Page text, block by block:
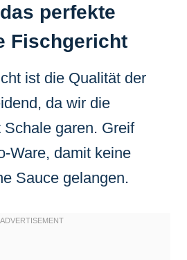
perfekte
Fischgericht
ist die Qualität der
da wir die
garen. Greif
Ware, damit keine
Sauce gelangen.